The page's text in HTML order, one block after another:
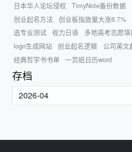
日本华人论坛侵权
TimyNote备份数据
创业起名方法
创业板指放量大涨6.7%
选专业测试
视力日语
多地高考志愿
logo生成网站
创业起名逻辑
公司英文
经典哲学书书单
一页纸日历word
存档